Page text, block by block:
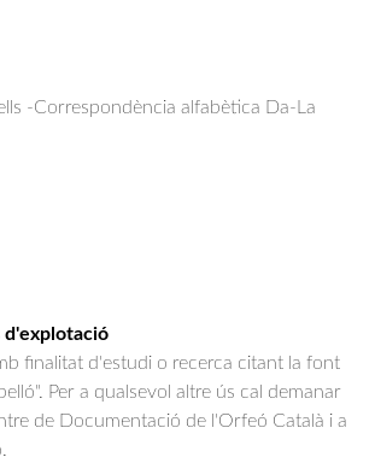
-Correspondència alfabètica Da-La
d'explotació
finalitat d'estudi o recerca citant la font
Per a qualsevol altre ús cal demanar
de Documentació de l'Orfeó Català i a